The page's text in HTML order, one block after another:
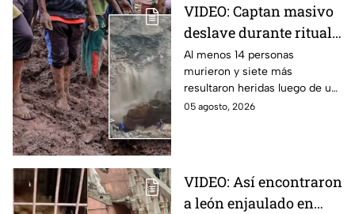
VIDEO: Captan masivo
deslave durante ritual
religioso; dejó 23
peregrinos sin vida en
monasterio de Etiopía
Al menos 14 personas
murieron y siete más
resultaron heridas luego de un
deslave durante un ritual
05 agosto, 2026
VIDEO: Así encontraron
a león enjaulado en